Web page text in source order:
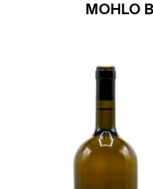
MOHLO